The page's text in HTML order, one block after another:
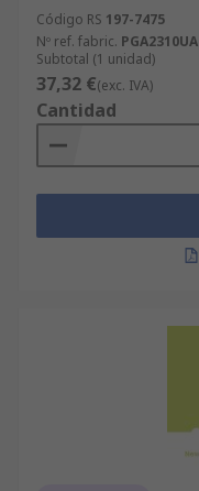
Código RS 197-7475
Nº ref. fabric. PGA2310UA
Subtotal (1 unidad)
37,32 €(exc. IVA)
Cantidad